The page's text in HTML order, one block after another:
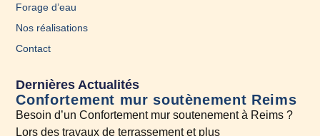
Forage d’eau
Nos réalisations
Contact
Dernières Actualités
Confortement mur soutènement Reims
Besoin d’un Confortement mur soutenement à Reims ?
Lors des travaux de terrassement et plus